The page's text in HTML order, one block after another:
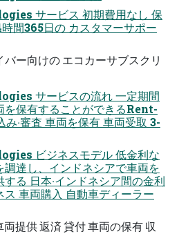
サービス 初期費⽤なし 保
間365⽇の カスタマーサポー
ー向けの エコカーサブスクリ
サービスの流れ ⼀定期間
を保有することができるRent-
‧審査 ⾞両を保有 ⾞両受取 3-
ビジネスモデル 低⾦利な
調達し、インドネシアで⾞両を
る ⽇本‧インドネシア間の⾦利
ス ⾞両購⼊ ⾃動⾞ディーラー
提供 返済 貸付 ⾞両の保有 収